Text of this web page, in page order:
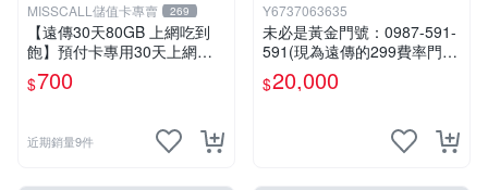
MISSCALL儲值卡專賣 269
【遠傳30天80GB 上網吃到
飽】預付卡專用30天上網補
充卡/儲值卡．台灣人可儲．I
nternet ifu．IF698⚡MissCall
$700
近期銷量9件
Y6737063635
未必是黃金門號：0987-591-
591(現為遠傳的299費率門
號，屆時將以無約狀態過
戶)。
$20,000